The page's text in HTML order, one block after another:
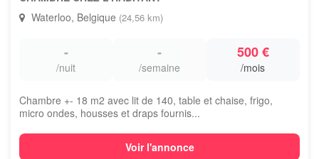
Waterloo, Belgique (24,56 km)
-
/nuit
-
/semaine
500 €
/mois
Chambre +- 18 m2 avec lit de 140, table et chaise, frigo,
micro ondes, housses et draps fournis...
Voir l'annonce